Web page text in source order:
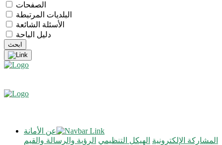
الصفحات
البلديات المرتبطة
الأسئلة الشائعة
دليل الباحة
عن الأمانة
الرؤية والرسالة والقيم الهيكل التنظيمي المشاركة الإلكترونية